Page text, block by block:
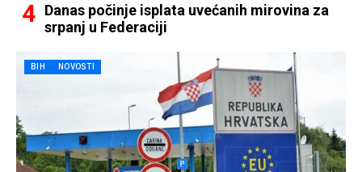
Danas počinje isplata uvećanih mirovina za
srpanj u Federaciji
BIH NOVOSTI